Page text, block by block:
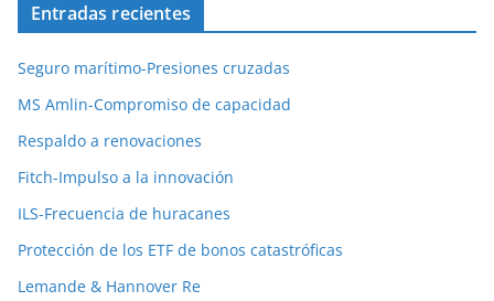
Entradas recientes
Seguro marítimo-Presiones cruzadas
MS Amlin-Compromiso de capacidad
Respaldo a renovaciones
Fitch-Impulso a la innovación
ILS-Frecuencia de huracanes
Protección de los ETF de bonos catastróficas
Lemande & Hannover Re